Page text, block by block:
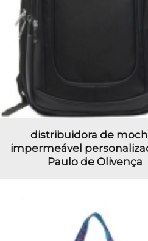
distribuidora de
impermeável
Paulo de Olivença